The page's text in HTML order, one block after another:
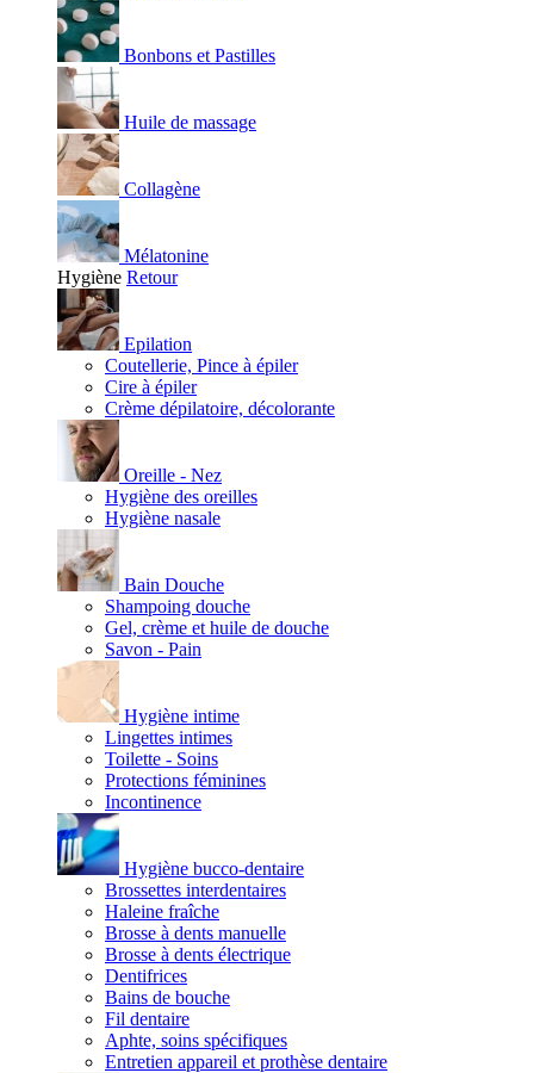
Bonbons et Pastilles
Huile de massage
Collagène
Mélatonine
Hygiène Retour
Epilation
Coutellerie, Pince à épiler
Cire à épiler
Crème dépilatoire, décolorante
Oreille - Nez
Hygiène des oreilles
Hygiène nasale
Bain Douche
Shampoing douche
Gel, crème et huile de douche
Savon - Pain
Hygiène intime
Lingettes intimes
Toilette - Soins
Protections féminines
Incontinence
Hygiène bucco-dentaire
Brossettes interdentaires
Haleine fraîche
Brosse à dents manuelle
Brosse à dents électrique
Dentifrices
Bains de bouche
Fil dentaire
Aphte, soins spécifiques
Entretien appareil et prothèse dentaire